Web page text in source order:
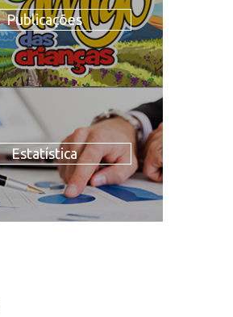
Publicações
Estatística